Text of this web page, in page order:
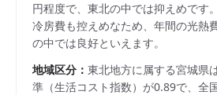
円程度で、東北の中では抑えめです
冷房費も控えめなため、年間の光熱
の中では良好といえます。
地域区分： 東北地方に属する宮城県
準（生活コスト指数）が0.89で、 全